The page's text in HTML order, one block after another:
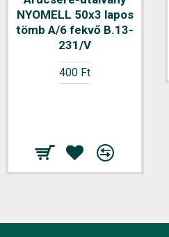
NYOMELL 50x3 lapos
tömb A/6 fekvő B.13-
231/V
400 Ft